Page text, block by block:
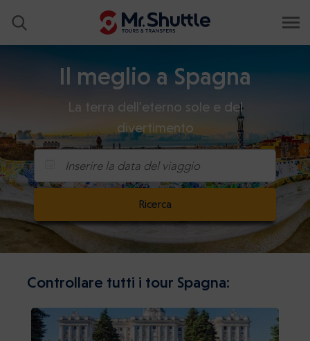
Il meglio a Spagna
La terra dell'eterno sole e del
divertimento
Inserire la data del viaggio
Ricerca
Controllare tutti i tour Spagna: